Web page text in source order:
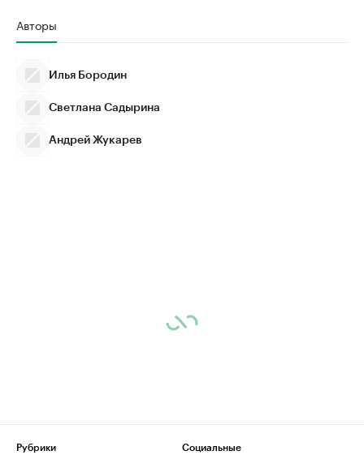
Авторы
Илья Бородин
Светлана Садырина
Андрей Жукарев
Рубрики
Социальные